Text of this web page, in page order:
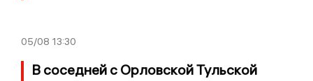
05/08 13:30
В соседней с Орловской Тульской